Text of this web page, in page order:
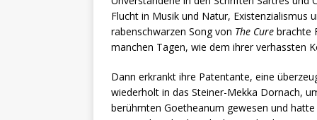
Flucht in Musik und Natur, Existenzialismus
rabenschwarzen Song von The Cure brachte
manchen Tagen, wie dem ihrer verhassten
Dann erkrankt ihre Patentante, eine
wiederholt in das Steiner-Mekka Dornach,
berühmten Goetheanum gewesen und